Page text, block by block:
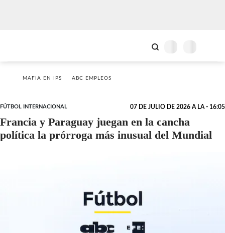
MAFIA EN IPS ABC EMPLEOS
FÚTBOL INTERNACIONAL 07 DE JULIO DE 2026 A LA - 16:05
Francia y Paraguay juegan en la cancha
política la prórroga más inusual del Mundial